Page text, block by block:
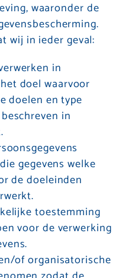
waaronder de
wij in ieder geval:
in
doel waarvoor
doelen en type
in
gegevens welke
de doeleinden
toestemming
voor de verwerking
of organisatorische